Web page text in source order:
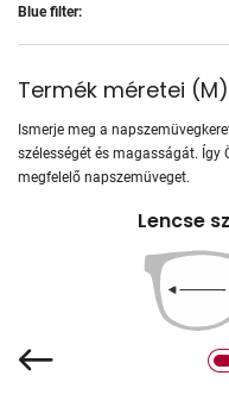
Blue filter:
Termék méretei (M)
Ismerje meg a
szélességét és magasságát. Így
megfelelő napszemüveget.
Lencse